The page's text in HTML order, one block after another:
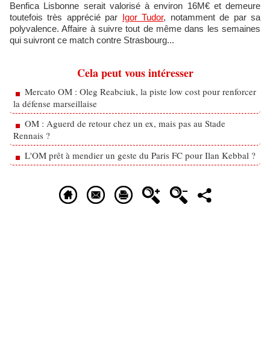
Benfica Lisbonne serait valorisé à environ 16M€ et demeure
toutefois très apprécié par Igor Tudor, notamment de par sa
polyvalence. Affaire à suivre tout de même dans les semaines
qui suivront ce match contre Strasbourg...
Cela peut vous intéresser
Mercato OM : Oleg Reabciuk, la piste low cost pour renforcer
la défense marseillaise
OM : Aguerd de retour chez un ex, mais pas au Stade
Rennais ?
L'OM prêt à mendier un geste du Paris FC pour Ilan Kebbal ?